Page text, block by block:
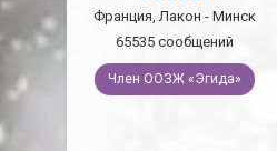
Франция, Лакон - Минск
65535 сообщений
Член ООЗЖ «Эгида»